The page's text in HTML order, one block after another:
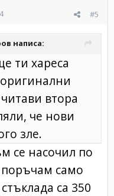
#5
написа:
ти хареса
втора
че нови
зле.
се насочил по
само
са 350